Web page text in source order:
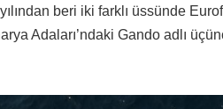
beri iki farklı üssünde
Adaları’ndaki Gando adlı